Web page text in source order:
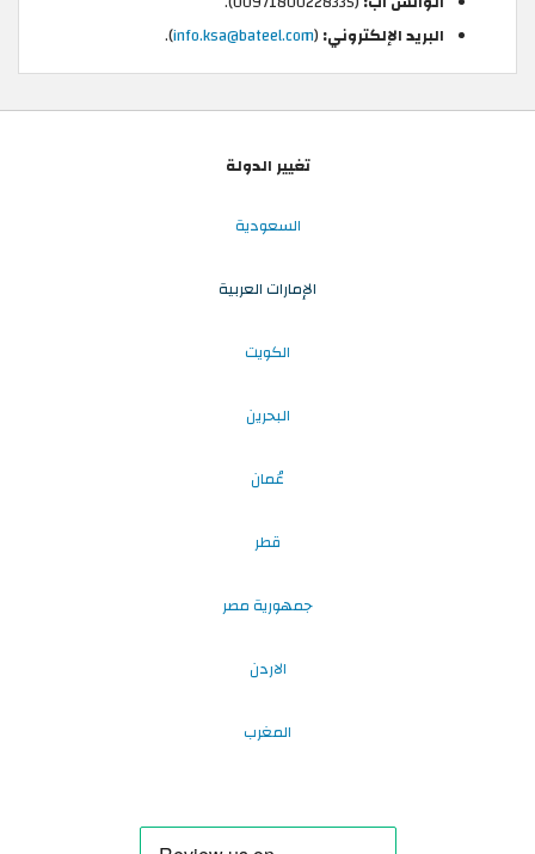
البريد الإلكتروني: (
info.ksa@bateel.com
).
تغيير الدولة
السعودية
الإمارات العربية
الكويت
البحرين
عُمان
قطر
جمهورية مصر
الاردن
المغرب